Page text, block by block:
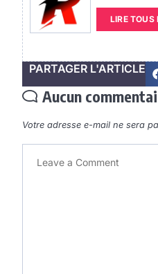
LIRE TOUS
PARTAGER L'ARTICLE
Aucun
Votre adresse e-mail ne sera